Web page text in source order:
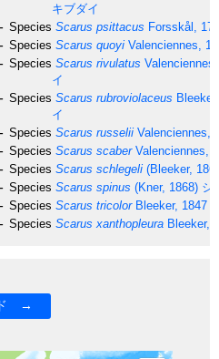
キブダイ
Species Scarus psittacus Forsskål,
Species Scarus quoyi Valenciennes,
Species Scarus rivulatus
イ
Species Scarus rubroviolaceus
イ
Species Scarus russelii Valenciennes,
Species Scarus scaberValenciennes,
Species Scarus schlegeli (Bleeker,
Species Scarus spinus (Kner, 1868) シ
Species Scarus tricolorBleeker, 1847
Species Scarus xanthopleura Bleeker,
ド →